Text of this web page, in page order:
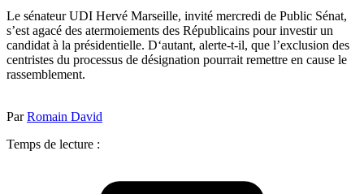
Le sénateur UDI Hervé Marseille, invité mercredi de Public Sénat,
s’est agacé des atermoiements des Républicains pour investir un
candidat à la présidentielle. D‘autant, alerte-t-il, que l’exclusion des
centristes du processus de désignation pourrait remettre en cause le
rassemblement.
ParRomain David
Temps de lecture :